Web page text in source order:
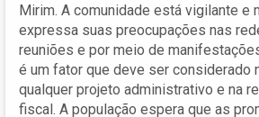
Mirim. A comunidade está vigilante e
expressa suas preocupações nas
reuniões e por meio de
é um fator que deve ser considerado
qualquer projeto administrativo e na
fiscal. A população espera que as